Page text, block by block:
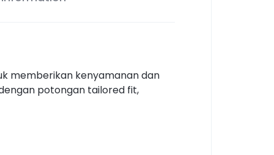
memberikan kenyamanan dan
potongan tailored fit,